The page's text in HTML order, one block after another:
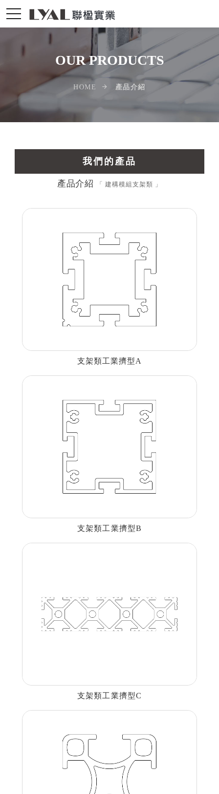
OUR PRODUCTS
HOME 產品介紹
我們的產品
交通運輸工業擠型
光電配件LED擠型
建構模組支架類
消費電子類擠型
通用規格鋁擠型
衛浴五金鋁擠型
醫療器材類鋁擠型
產品介紹 「 建構模組支架類 」
支架類工業擠型A
支架類工業擠型B
支架類工業擠型C